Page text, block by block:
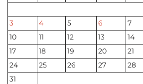
3
4 5 6 7
10
11 12 13 14
17
18 19 20 21
24
25 26 27 28
31